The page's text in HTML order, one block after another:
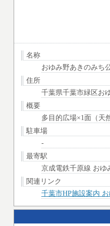
名称
おゆみ野あきのみち
住所
千葉県千葉市緑区お
概要
多目的広場×1面（天
駐車場
-
最寄駅
京成電鉄千原線 おゆ
関連リンク
千葉市HP施設案内